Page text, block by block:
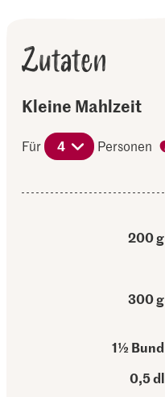
Zutaten
Kleine Mahlzeit
Für 4 Personen
200 g
300 g
1½ Bund
0,5 dl